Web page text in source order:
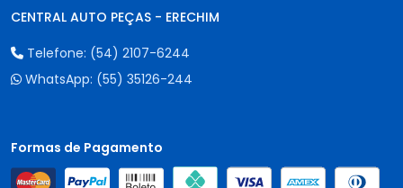
CENTRAL AUTO PEÇAS - ERECHIM
Telefone: (54) 2107-6244
WhatsApp: (55) 35126-244
Formas de Pagamento